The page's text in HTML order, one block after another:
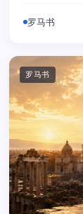
罗马书
罗马书